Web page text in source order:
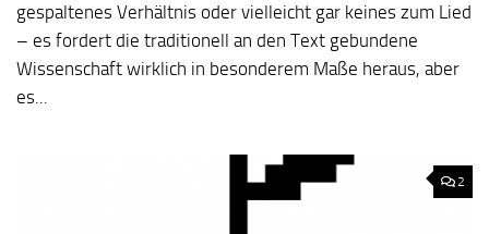
gespaltenes Verhältnis oder vielleicht gar keines zum Lied
– es fordert die traditionell an den Text gebundene
Wissenschaft wirklich in besonderem Maße heraus, aber
es...
2